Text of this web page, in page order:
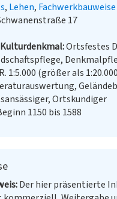
Lehen Fachwerkbauweise
17
Ortsfestes
1:5.000 (größer als
Ortskundiger
1150 bis 1588
Der hier präsentierte